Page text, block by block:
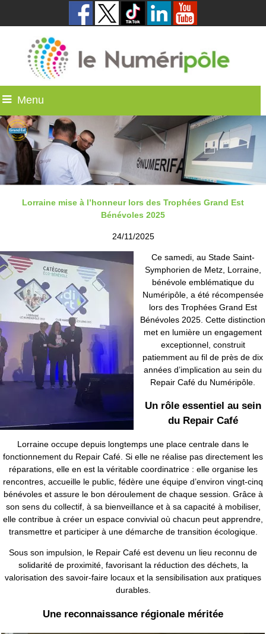
Menu
Lorraine mise à l’honneur lors des Trophées Grand Est
Bénévoles 2025
24/11/2025
Ce samedi, au Stade Saint-
Symphorien de Metz, Lorraine,
bénévole emblématique du
Numéripôle, a été récompensée
lors des Trophées Grand Est
Bénévoles 2025. Cette distinction
met en lumière un engagement
exceptionnel, construit
patiemment au fil de près de dix
années d’implication au sein du
Repair Café du Numéripôle.
Un rôle essentiel au sein
du Repair Café
Lorraine occupe depuis longtemps une place centrale dans le
fonctionnement du Repair Café. Si elle ne réalise pas directement les
réparations, elle en est la véritable coordinatrice : elle organise les
rencontres, accueille le public, fédère une équipe d’environ vingt-cinq
bénévoles et assure le bon déroulement de chaque session. Grâce à
son sens du collectif, à sa bienveillance et à sa capacité à mobiliser,
elle contribue à créer un espace convivial où chacun peut apprendre,
transmettre et participer à une démarche de transition écologique.
Sous son impulsion, le Repair Café est devenu un lieu reconnu de
solidarité de proximité, favorisant la réduction des déchets, la
valorisation des savoir-faire locaux et la sensibilisation aux pratiques
durables.
Une reconnaissance régionale méritée